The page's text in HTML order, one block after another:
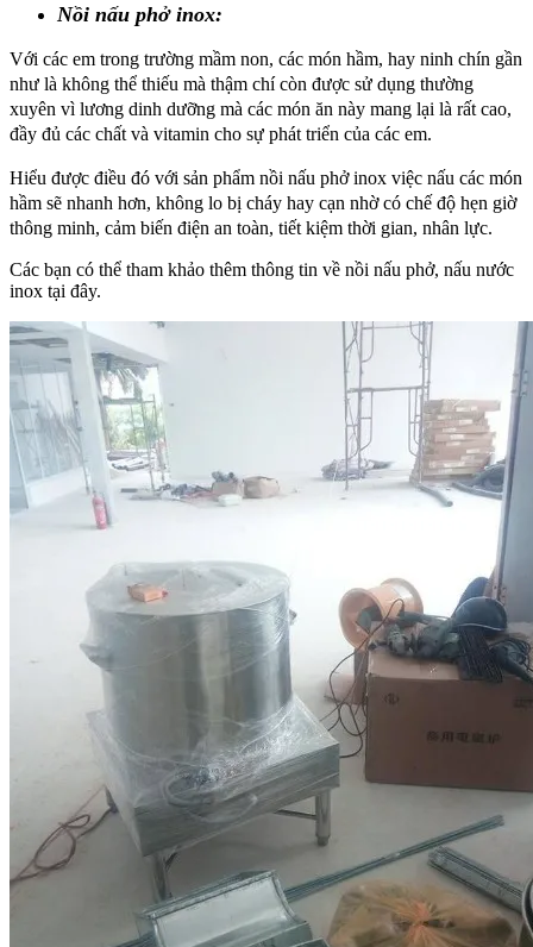
Nồi nấu phở inox:
Với các em trong trường mầm non, các món hầm, hay ninh chín gần
như là không thể thiếu mà thậm chí còn được sử dụng thường
xuyên vì lương dinh dưỡng mà các món ăn này mang lại là rất cao,
đầy đủ các chất và vitamin cho sự phát triển của các em.
Hiểu được điều đó với sản phẩm nồi nấu phở inox việc nấu các món
hầm sẽ nhanh hơn, không lo bị cháy hay cạn nhờ có chế độ hẹn giờ
thông minh, cảm biến điện an toàn, tiết kiệm thời gian, nhân lực.
Các bạn có thể tham khảo thêm thông tin về nồi nấu phở, nấu nước
inox tại đây.